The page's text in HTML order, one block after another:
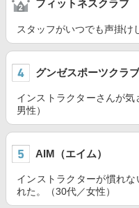
フィットネスクラブ
スタッフがいつでも声掛け
グンゼスポーツクラブ
インストラクターさんが
男性）
AIM（エイム）
インストラクターが慣れ
れた。（30代／女性）